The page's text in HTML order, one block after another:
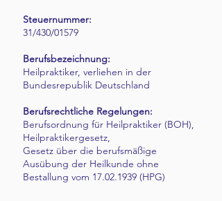
Steuernummer:
31/430/01579
Berufsbezeichnung:
Heilpraktiker, verliehen in der
Bundesrepublik Deutschland
Berufsrechtliche Regelungen:
Berufsordnung für Heilpraktiker (BOH),
Heilpraktikergesetz,
Gesetz über die berufsmäßige
Ausübung der Heilkunde ohne
Bestallung vom 17.02.1939 (HPG)